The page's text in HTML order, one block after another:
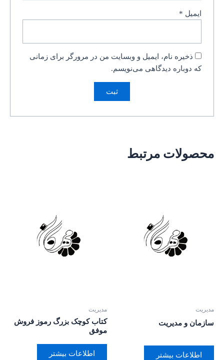
ایمیل *
ذخیره نام، ایمیل و وبسایت من در مرورگر برای زمانی
که دوباره دیدگاهی می‌نویسم.
محصولات مرتبط
مدیریت
سازمان و مدیریت
اطلاعات بیشتر
مدیریت
کتاب کوچک بزرگ رموز فروش
موفق
اطلاعات بیشتر